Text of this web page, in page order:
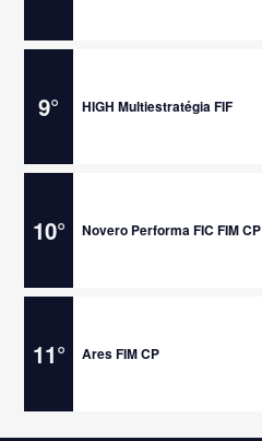
9° HIGH Multiestratégia FIF
10° Novero Performa FIC FIM CP
11° Ares FIM CP